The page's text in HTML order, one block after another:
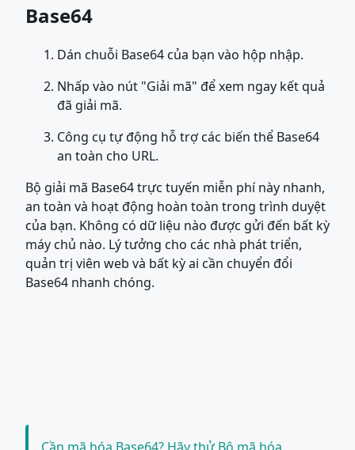
Base64
Dán chuỗi Base64 của bạn vào hộp nhập.
Nhấp vào nút "Giải mã" để xem ngay kết quả
đã giải mã.
Công cụ tự động hỗ trợ các biến thể Base64
an toàn cho URL.
Bộ giải mã Base64 trực tuyến miễn phí này nhanh,
an toàn và hoạt động hoàn toàn trong trình duyệt
của bạn. Không có dữ liệu nào được gửi đến bất kỳ
máy chủ nào. Lý tưởng cho các nhà phát triển,
quản trị viên web và bất kỳ ai cần chuyển đổi
Base64 nhanh chóng.